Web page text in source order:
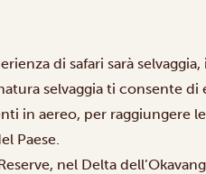
di safari sarà
selvaggia ti consente di
in aereo, per raggiungere
Paese.
nel Delta